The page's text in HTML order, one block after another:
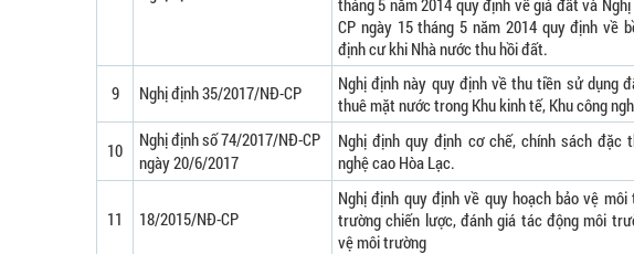
tháng 5 năm 2014 quy định về giá đất và
CP ngày 15 tháng 5 năm 2014 quy định về
định cư khi Nhà nước thu hồi đất.
9 Nghị định 35/2017/NĐ-CP
Nghị định này quy định về thu tiền sử dụng
thuê mặt nước trong Khu kinh tế, Khu công
10
Nghị định số 74/2017/NĐ-CP
ngày 20/6/2017
Nghị định quy định cơ chế, chính sách đặc
nghệ cao Hòa Lạc.
11 18/2015/NĐ-CP
Nghị định quy định về quy hoạch bảo vệ
trường chiến lược, đánh giá tác động môi
vệ môi trường